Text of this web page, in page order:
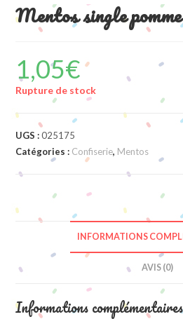
Mentos single pomme
1,05€
Rupture de stock
UGS :025175
Catégories : Confiserie, Mentos
INFORMATIONS
AVIS (0)
Informations complémentaires